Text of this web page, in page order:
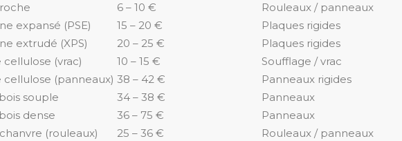
6 – 10 €
Rouleaux / panneaux
expansé (PSE) 15 – 20 €
Plaques rigides
extrudé (XPS)
20 – 25 €
Plaques rigides
(vrac) 10 – 15 €
Soufflage / vrac
cellulose (panneaux) 38 – 42 €
Panneaux rigides
souple
34 – 38 €
Panneaux
dense
36 – 75 €
Panneaux
(rouleaux)
25 – 36 €
Rouleaux / panneaux